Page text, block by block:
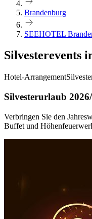
Brandenburg
SEEHOTEL
Silvesterevents
Hotel-Arrangement
Silvesterurlaub
Verbringen Sie den
Buffet und